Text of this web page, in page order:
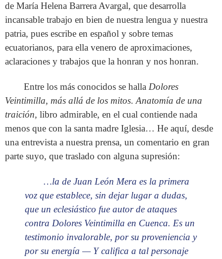
de María Helena Barrera Avargal, que desarrolla
incansable trabajo en bien de nuestra lengua y nuestra
patria, pues escribe en español y sobre temas
ecuatorianos, para ella venero de aproximaciones,
aclaraciones y trabajos que la honran y nos honran.
Entre los más conocidos se hallaDolores
Veintimilla, más allá de los mitos.Anatomía de una
traición, libro admirable, en el cual contiende nada
menos que con la santa madre Iglesia… He aquí, desde
una entrevista a nuestra prensa, un comentario en gran
parte suyo, que traslado con alguna supresión:
…la de Juan León Mera es la primera
voz que establece, sin dejar lugar a dudas,
que un eclesiástico fue autor de ataques
contra Dolores Veintimilla en Cuenca. Es un
testimonio invalorable, por su proveniencia y
por su energía — Y califica a tal personaje